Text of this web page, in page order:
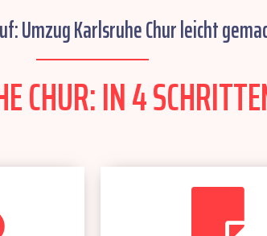
Umzug Karlsruhe Chur leicht
CHUR: IN 4